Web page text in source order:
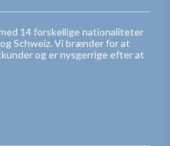
14 forskellige nationaliteter
Schweiz. Vi brænder for at
og er nysgerrige efter at